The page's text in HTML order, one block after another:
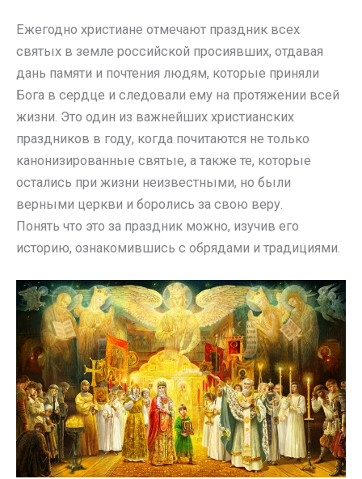
Ежегодно христиане отмечают праздник всех
святых в земле российской просиявших, отдавая
дань памяти и почтения людям, которые приняли
Бога в сердце и следовали ему на протяжении всей
жизни. Это один из важнейших христианских
праздников в году, когда почитаются не только
канонизированные святые, а также те, которые
остались при жизни неизвестными, но были
верными церкви и боролись за свою веру.
Понять что это за праздник можно, изучив его
историю, ознакомившись с обрядами и традициями.